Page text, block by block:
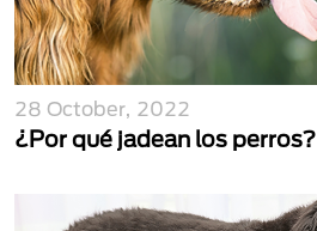
28 October, 2022
¿Por qué jadean los perros?